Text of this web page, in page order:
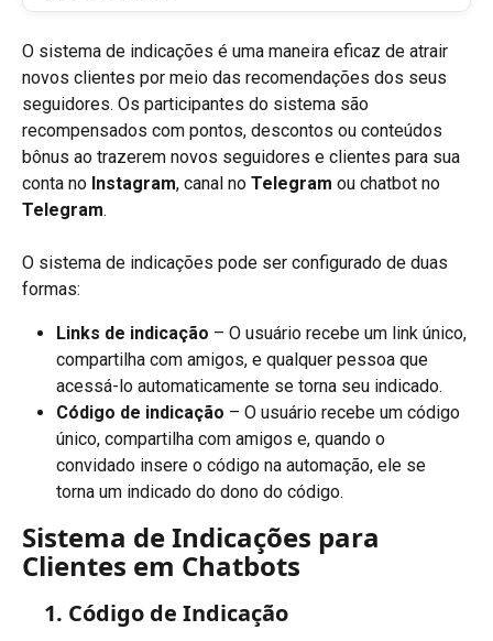
O sistema de indicações é uma maneira eficaz de atrair
novos clientes por meio das recomendações dos seus
seguidores. Os participantes do sistema são
recompensados com pontos, descontos ou conteúdos
bônus ao trazerem novos seguidores e clientes para sua
conta no Instagram, canal no Telegram ou chatbot no
Telegram.
O sistema de indicações pode ser configurado de duas
formas:
Links de indicação – O usuário recebe um link único,
compartilha com amigos, e qualquer pessoa que
acessá-lo automaticamente se torna seu indicado.
Código de indicação – O usuário recebe um código
único, compartilha com amigos e, quando o
convidado insere o código na automação, ele se
torna um indicado do dono do código.
Sistema de Indicações para
Clientes em Chatbots
1. Código de Indicação